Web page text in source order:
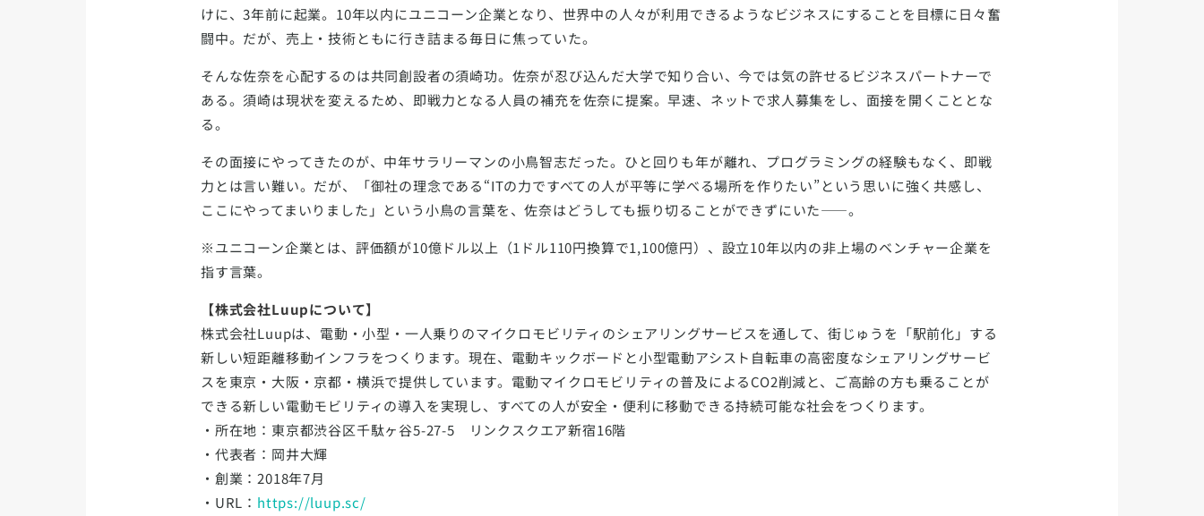
けに、3年前に起業。10年以内にユニコーン企業となり、世界中の人々が利用できるようなビジネスにすることを目標に日々奮
闘中。だが、売上・技術ともに行き詰まる毎日に焦っていた。
そんな佐奈を心配するのは共同創設者の須崎功。佐奈が忍び込んだ大学で知り合い、今では気の許せるビジネスパートナーで
ある。須崎は現状を変えるため、即戦力となる人員の補充を佐奈に提案。早速、ネットで求人募集をし、面接を開くこととな
る。
その面接にやってきたのが、中年サラリーマンの小鳥智志だった。ひと回りも年が離れ、プログラミングの経験もなく、即戦
力とは言い難い。だが、「御社の理念である“ITの力ですべての人が平等に学べる場所を作りたい”という思いに強く共感し、
ここにやってまいりました」という小鳥の言葉を、佐奈はどうしても振り切ることができずにいた——。
※ユニコーン企業とは、評価額が10億ドル以上（1ドル110円換算で1,100億円）、設立10年以内の非上場のベンチャー企業を
指す言葉。
【株式会社Luupについて】
株式会社Luupは、電動・小型・一人乗りのマイクロモビリティのシェアリングサービスを通して、街じゅうを「駅前化」する
新しい短距離移動インフラをつくります。現在、電動キックボードと小型電動アシスト自転車の高密度なシェアリングサービ
スを東京・大阪・京都・横浜で提供しています。電動マイクロモビリティの普及によるCO2削減と、ご高齢の方も乗ることが
できる新しい電動モビリティの導入を実現し、すべての人が安全・便利に移動できる持続可能な社会をつくります。
・所在地：東京都渋谷区千駄ヶ谷5-27-5 リンクスクエア新宿16階
・代表者：岡井大輝
・創業：2018年7月
・URL： https://luup.sc/